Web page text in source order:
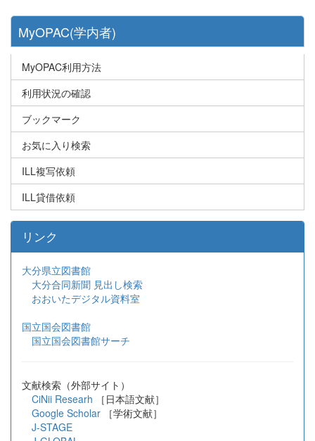
MyOPAC(学内者)
MyOPAC利用方法
利用状況の確認
ブックマーク
お気に入り検索
ILL複写依頼
ILL貸借依頼
リンク
大分県立図書館
大分合同新聞 見出し検索
おおいたデジタル資料室
国立国会図書館
国立国会図書館サーチ
文献検索（外部サイト）
CiNii Researh ［日本語文献］
Google Scholar
［学術文献］
J-STAGE